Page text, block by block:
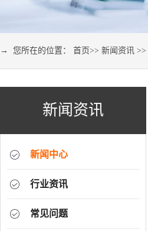
→ 您所在的位置： 首页>> 新闻资讯 >>
新闻资讯
新闻中心
行业资讯
常见问题